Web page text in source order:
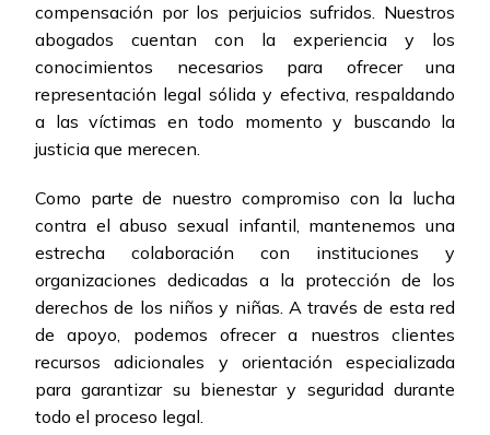
compensación por los perjuicios sufridos. Nuestros
abogados cuentan con la experiencia y los
conocimientos necesarios para ofrecer una
representación legal sólida y efectiva, respaldando
a las víctimas en todo momento y buscando la
justicia que merecen.
Como parte de nuestro compromiso con la lucha
contra el abuso sexual infantil, mantenemos una
estrecha colaboración con instituciones y
organizaciones dedicadas a la protección de los
derechos de los niños y niñas. A través de esta red
de apoyo, podemos ofrecer a nuestros clientes
recursos adicionales y orientación especializada
para garantizar su bienestar y seguridad durante
todo el proceso legal.